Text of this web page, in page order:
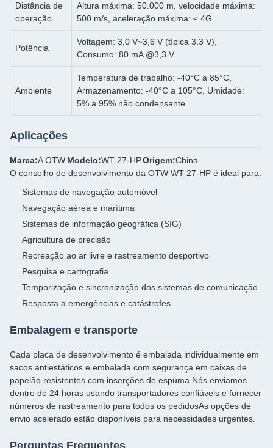
Distância de
operação
Altura máxima: 50.000 m, velocidade máxima:
500 m/s, aceleração máxima: ≤ 4G
Potência
Voltagem: 3,0 V~3,6 V (típica 3,3 V),
Consumo: 80 mA @3,3 V
Ambiente
Temperatura de trabalho: -40°C a 85°C,
Armazenamento: -40°C a 105°C, Umidade:
5% a 95% não condensante
Aplicações
Marca:A OTW. Modelo:WT-27-HP.Origem:China
O conselho de desenvolvimento da OTW WT-27-HP é ideal para:
Sistemas de navegação automóvel
Navegação aérea e marítima
Sistemas de informação geográfica (SIG)
Agricultura de precisão
Recreação ao ar livre e rastreamento desportivo
Pesquisa e cartografia
Temporização e sincronização dos sistemas de comunicação
Resposta a emergências e catástrofes
Embalagem e transporte
Cada placa de desenvolvimento é embalada individualmente em
sacos antiestáticos e embalada com segurança em caixas de
papelão resistentes com inserções de espuma.Nós enviamos
dentro de 24 horas usando transportadores confiáveis e fornecer
números de rastreamento para todos os pedidosAs opções de
envio acelerado estão disponíveis para necessidades urgentes.